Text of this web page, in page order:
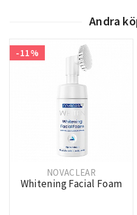
Andra
-11%
NOVACLEAR
Whitening Facial Foam